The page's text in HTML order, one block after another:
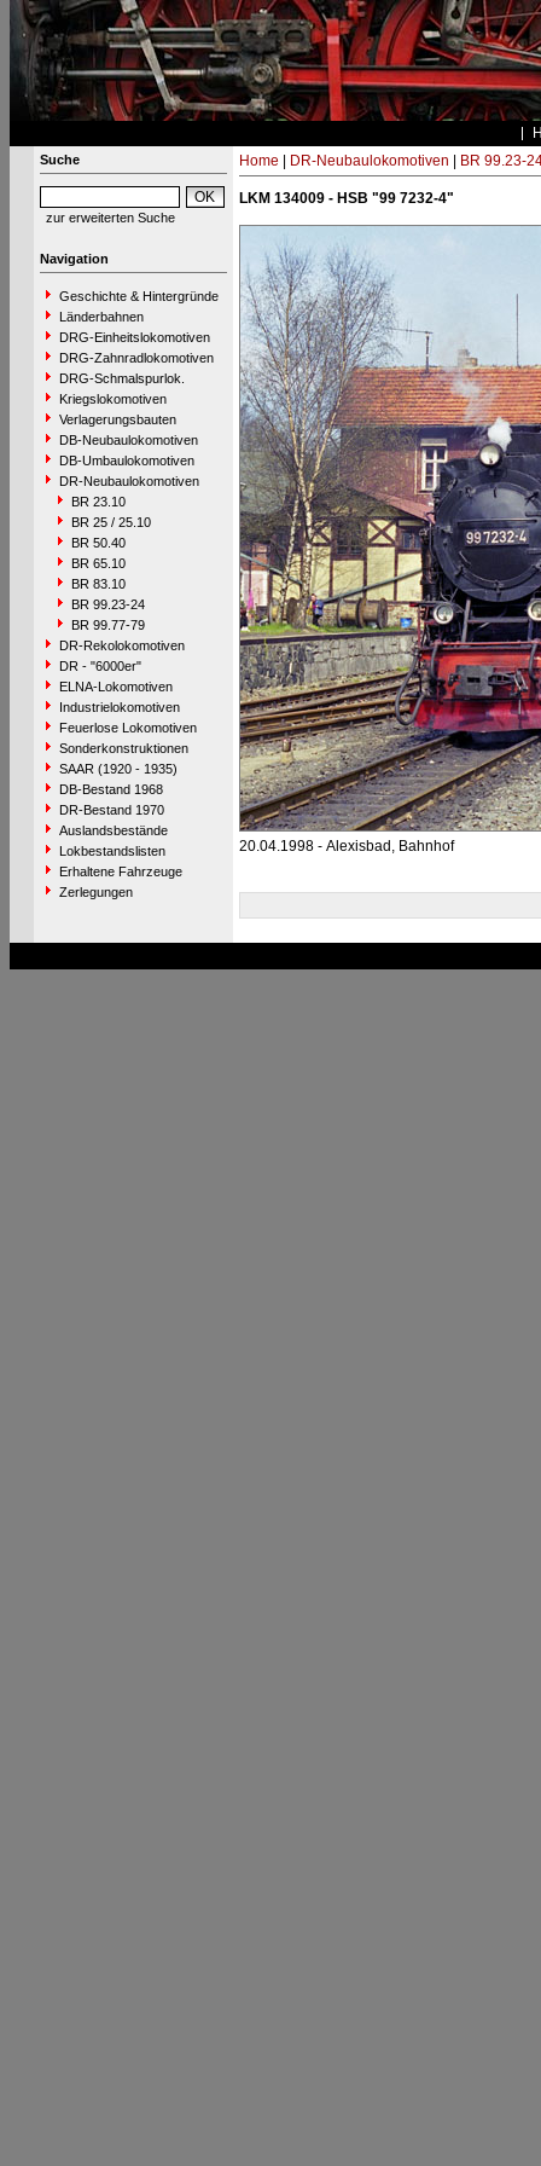
Suche
zur erweiterten Suche
Navigation
Geschichte & Hintergründe
Länderbahnen
DRG-Einheitslokomotiven
DRG-Zahnradlokomotiven
DRG-Schmalspurlok.
Kriegslokomotiven
Verlagerungsbauten
DB-Neubaulokomotiven
DB-Umbaulokomotiven
DR-Neubaulokomotiven
BR 23.10
BR 25 / 25.10
BR 50.40
BR 65.10
BR 83.10
BR 99.23-24
BR 99.77-79
DR-Rekolokomotiven
DR - "6000er"
ELNA-Lokomotiven
Industrielokomotiven
Feuerlose Lokomotiven
Sonderkonstruktionen
SAAR (1920 - 1935)
DB-Bestand 1968
DR-Bestand 1970
Auslandsbestände
Lokbestandslisten
Erhaltene Fahrzeuge
Zerlegungen
Home DR-Neubaulokomotiven BR 99.23-
LKM 134009 - HSB "99 7232-4"
20.04.1998 - Alexisbad, Bahnhof